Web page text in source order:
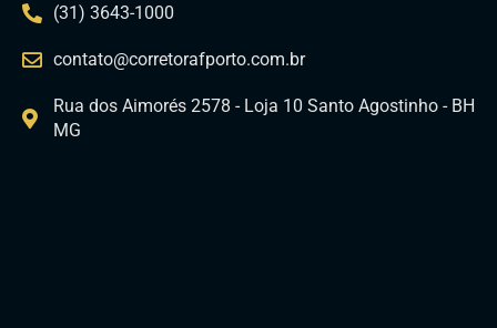
(31) 3643-1000
contato@corretorafporto.com.br
Rua dos Aimorés 2578 - Loja 10 Santo Agostinho - BH
MG